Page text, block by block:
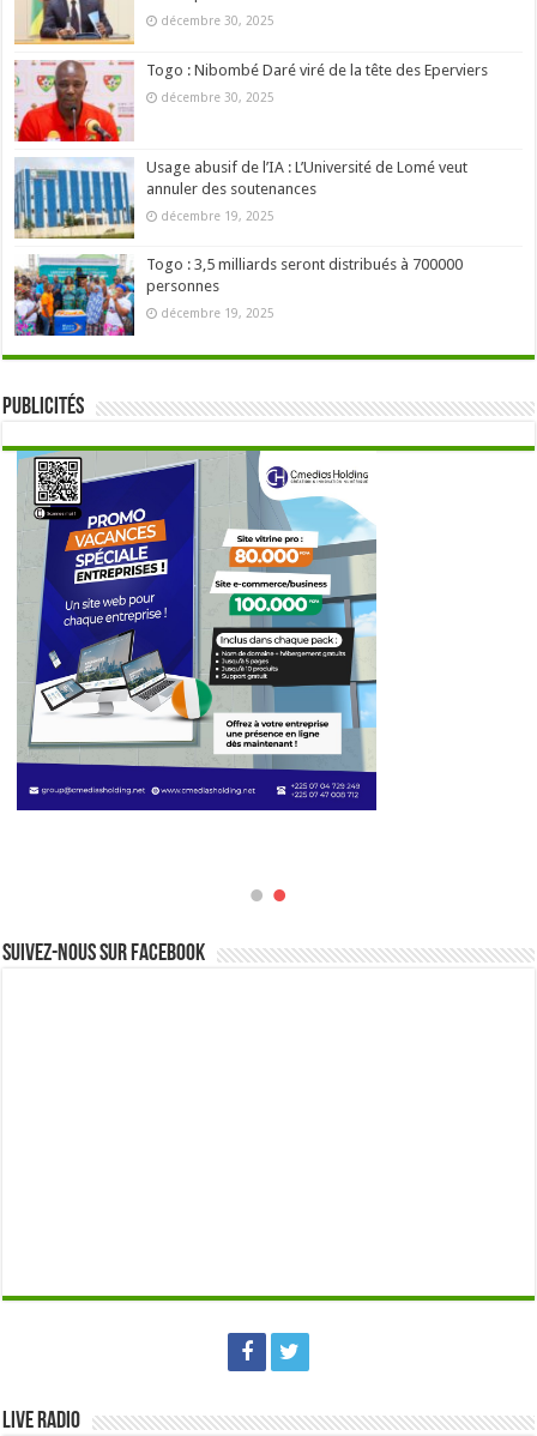
décembre 30, 2025
Togo : Nibombé Daré viré de la tête des Eperviers
décembre 30, 2025
Usage abusif de l’IA : L’Université de Lomé veut
annuler des soutenances
décembre 19, 2025
Togo : 3,5 milliards seront distribués à 700000
personnes
décembre 19, 2025
Publicités
Suivez-nous sur Facebook
Live Radio